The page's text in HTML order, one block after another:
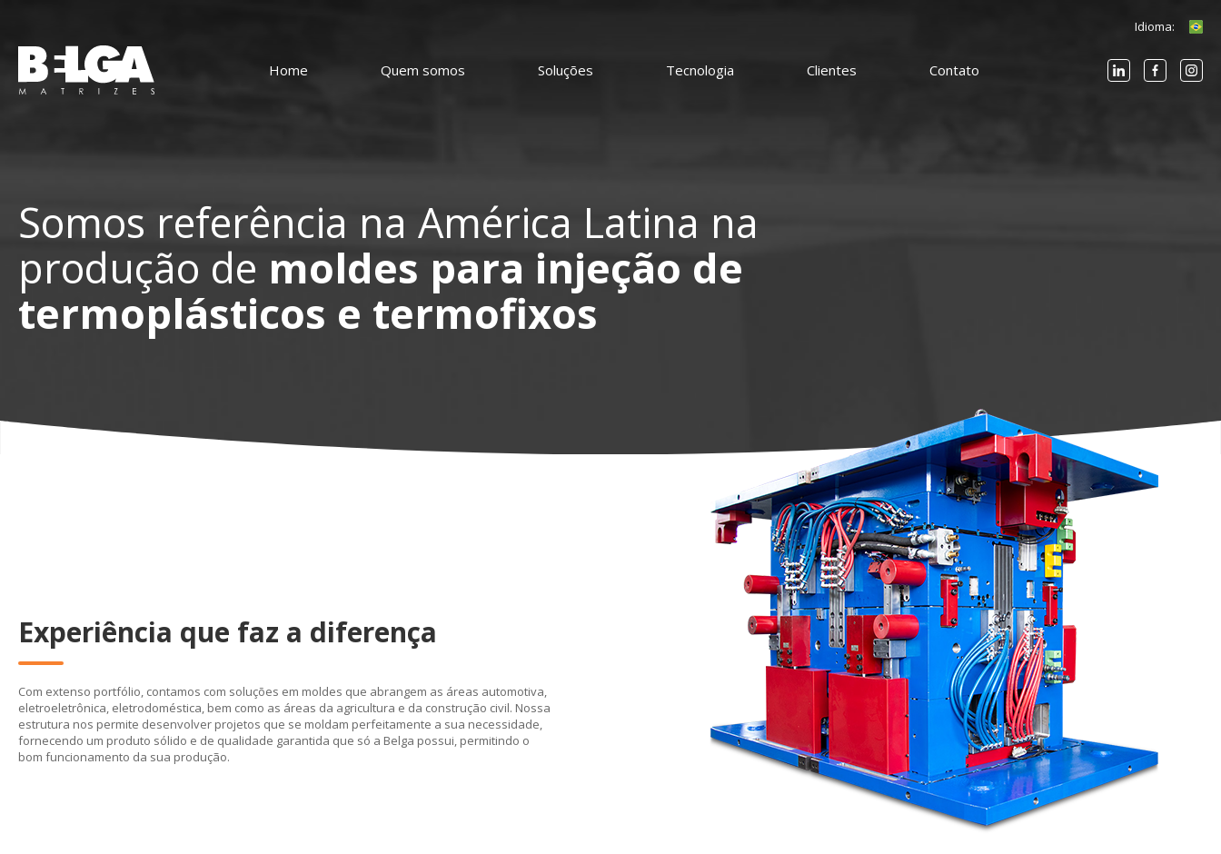
Tecnologia
Clientes
Contato
Home Quem somos Soluções Tecnologia Clientes Contato
Idioma:
Somos referência na América Latina na
produção de moldes para injeção de
termoplásticos e termofixos
Experiência que faz a diferença
Com extenso portfólio, contamos com soluções em moldes que abrangem as áreas automotiva,
eletroeletrônica, eletrodoméstica, bem como as áreas da agricultura e da construção civil. Nossa
estrutura nos permite desenvolver projetos que se moldam perfeitamente a sua necessidade,
fornecendo um produto sólido e de qualidade garantida que só a Belga possui, permitindo o
bom funcionamento da sua produção.